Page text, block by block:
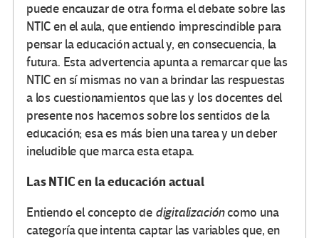
puede encauzar de otra forma el debate sobre las
NTIC en el aula, que entiendo imprescindible para
pensar la educación actual y, en consecuencia, la
futura. Esta advertencia apunta a remarcar que las
NTIC en sí mismas no van a brindar las respuestas
a los cuestionamientos que las y los docentes del
presente nos hacemos sobre los sentidos de la
educación; esa es más bien una tarea y un deber
ineludible que marca esta etapa.
Las NTIC en la educación actual
Entiendo el concepto de digitalizacióncomo una
categoría que intenta captar las variables que, en